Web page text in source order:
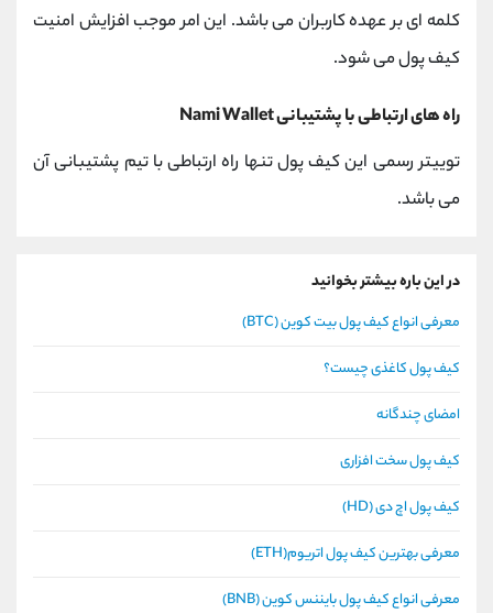
کلمه ای بر عهده کاربران می باشد. این امر موجب افزایش امنیت
کیف پول می شود.
راه های ارتباطی با پشتیبانی Nami Wallet
توییتر رسمی این کیف پول تنها راه ارتباطی با تیم پشتیبانی آن
می باشد.
در این باره بیشتر بخوانید
معرفی انواع کیف پول بیت کوین (BTC)
کیف پول کاغذی چیست؟
امضای چندگانه
کیف پول سخت افزاری
کیف پول اچ دی (HD)
معرفی بهترین کیف پول اتریوم(ETH)
معرفی انواع کیف پول بایننس کوین (BNB)